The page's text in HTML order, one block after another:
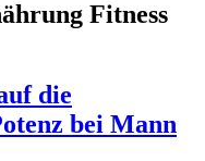
Fitness
die
bei Mann